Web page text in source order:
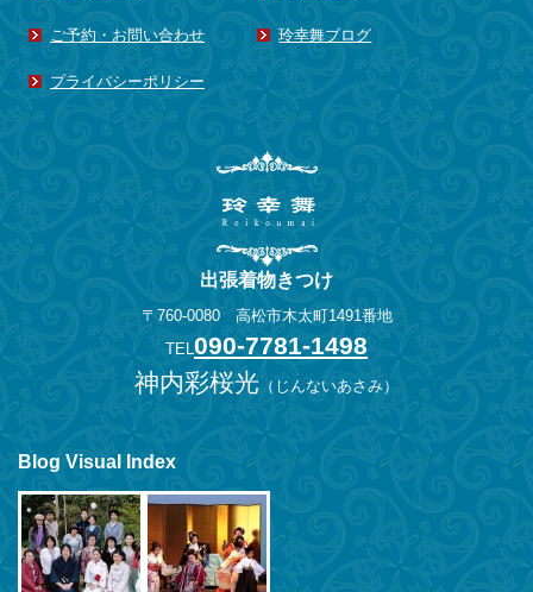
2014年6月
2014年5月(1)
2014年4月(3)
2014年3月 (2)
2014年2月(1)
2013年11月
(1)
2013年10月 (1)
2013年8月 (2)
2013年6月(1)
2013年5月
(1)
2013年4月 (3)
2013年3月
(1)
2013年2月
(1)
2012年12月(1)
2012年7月(1)
2012年6月(1)
ご予約・お問い合わせ 玲幸舞ブログ
プライバシーポリシー
出張着物きつけ
〒760-0080 高松市木太町1491番地
TEL090-7781-1498
神内彩桜光 （ じんないあさみ）
Blog Visual Index